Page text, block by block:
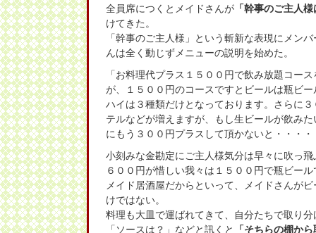
全員席につくとメイドさんが「幹事のご主人
けてきた。
「幹事のご主人様」という斬新な表現にメン
んは全く動じずメニューの説明を始めた。
「お料理代プラス１５００円で飲み放題コー
が、１５００円のコースですとビールは瓶ビ
ハイは３種類だけとなっております。さらに
テルなどが増えますが、もし生ビールが飲み
にもう３００円プラスして頂かないと・・・・
小刻みな金勘定にご主人様気分は早々に吹っ飛
６００円が惜しい我々は１５００円で瓶ビー
メイド居酒屋だからといって、メイドさんが
けではない。
料理も大皿で運ばれてきて、自分たちで取り
「ソースは？」などと訊くと
「そちらの棚か